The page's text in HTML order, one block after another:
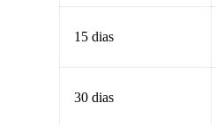
15 dias
30 dias